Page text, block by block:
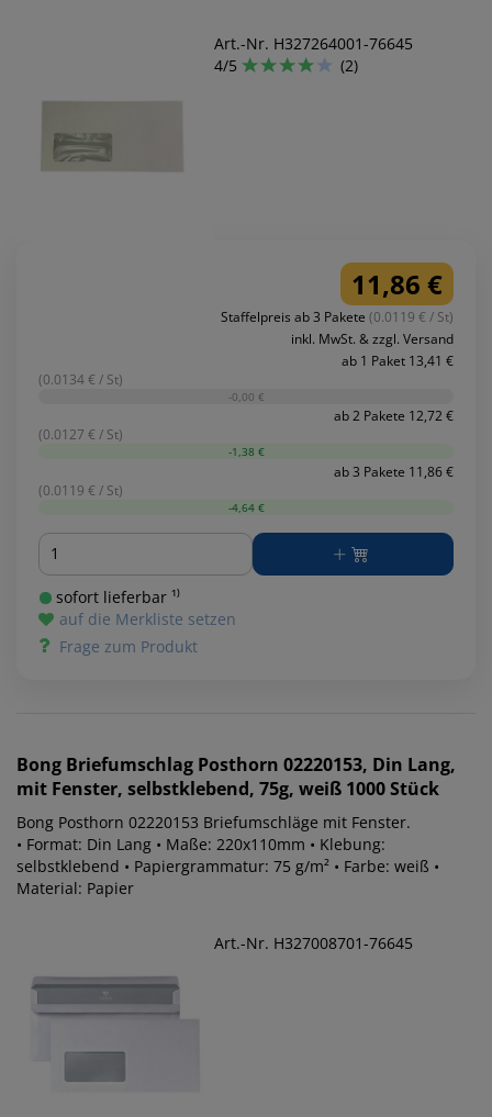
Art.-Nr. H327264001-76645
4/5
(2)
11,86 €
Staffelpreis ab 3 Pakete (0.0119 € / St)
inkl. MwSt. & zzgl. Versand
ab 1 Paket 13,41 €
(0.0134 € / St)
-0,00 €
ab 2 Pakete 12,72 €
(0.0127 € / St)
-1,38 €
ab 3 Pakete 11,86 €
(0.0119 € / St)
-4,64 €
Menge
sofort lieferbar ¹⁾
auf die Merkliste setzen
Frage zum Produkt
Bong Briefumschlag Posthorn 02220153, Din Lang,
mit Fenster, selbstklebend, 75g, weiß 1000 Stück
Bong Posthorn 02220153 Briefumschläge mit Fenster.
• Format: Din Lang • Maße: 220x110mm • Klebung:
selbstklebend • Papiergrammatur: 75 g/m² • Farbe: weiß •
Material: Papier
Art.-Nr. H327008701-76645